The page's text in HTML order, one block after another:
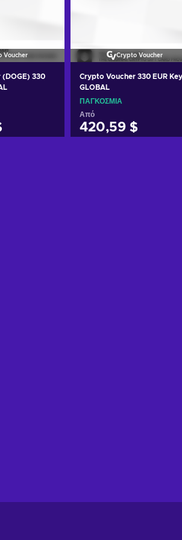
Voucher
330
Crypto Voucher
Crypto Voucher 330 EUR Key
GLOBAL
ΠΑΓΚΌΣΜΙΑ
Από
420,59 $